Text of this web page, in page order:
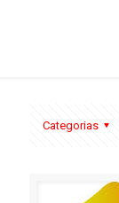
Categorias